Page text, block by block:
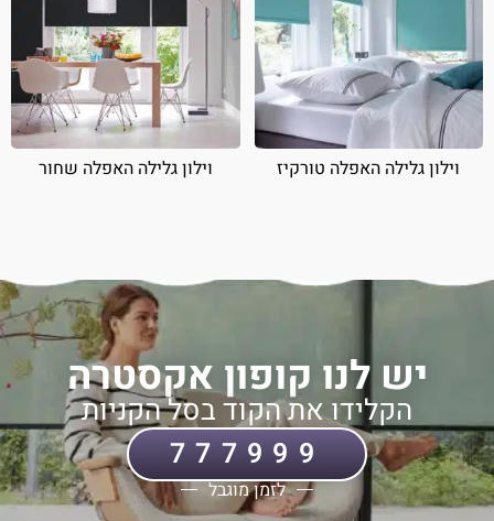
וילון גלילה האפלה טורקיז וילון גלילה האפלה שחור
יש לנו קופון אקסטרה
הקלידו את הקוד בסל הקניות
777999
לזמן מוגבל